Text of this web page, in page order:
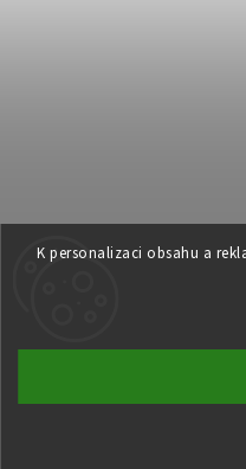
K personalizaci obsahu a